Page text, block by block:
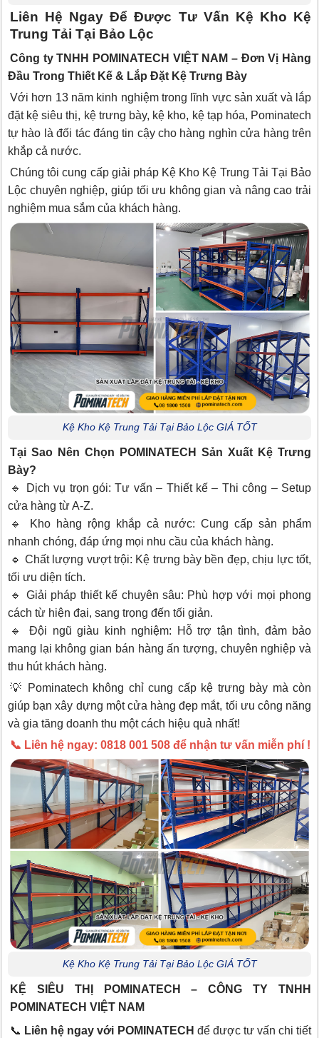
Liên Hệ Ngay Để Được Tư Vấn Kệ Kho Kệ
Trung Tải Tại Bảo Lộc
Công ty TNHH POMINATECH VIỆT NAM – Đơn Vị Hàng
Đầu Trong Thiết Kế & Lắp Đặt Kệ Trưng Bày
Với hơn 13 năm kinh nghiệm trong lĩnh vực sản xuất và lắp
đặt kệ siêu thị, kệ trưng bày, kệ kho, kệ tạp hóa, Pominatech
tự hào là đối tác đáng tin cậy cho hàng nghìn cửa hàng trên
khắp cả nước.
Chúng tôi cung cấp giải pháp Kệ Kho Kệ Trung Tải Tại Bảo
Lộc chuyên nghiệp, giúp tối ưu không gian và nâng cao trải
nghiệm mua sắm của khách hàng.
Kệ Kho Kệ Trung Tải Tại Bảo Lộc GIÁ TỐT
Tại Sao Nên Chọn POMINATECH Sản Xuất Kệ Trưng
Bày?
🔹 Dịch vụ trọn gói: Tư vấn – Thiết kế – Thi công – Setup
cửa hàng từ A-Z.
🔹 Kho hàng rộng khắp cả nước: Cung cấp sản phẩm
nhanh chóng, đáp ứng mọi nhu cầu của khách hàng.
🔹 Chất lượng vượt trội: Kệ trưng bày bền đẹp, chịu lực tốt,
tối ưu diện tích.
🔹 Giải pháp thiết kế chuyên sâu: Phù hợp với mọi phong
cách từ hiện đại, sang trọng đến tối giản.
🔹 Đội ngũ giàu kinh nghiệm: Hỗ trợ tận tình, đảm bảo
mang lại không gian bán hàng ấn tượng, chuyên nghiệp và
thu hút khách hàng.
💡 Pominatech không chỉ cung cấp kệ trưng bày mà còn
giúp bạn xây dựng một cửa hàng đẹp mắt, tối ưu công năng
và gia tăng doanh thu một cách hiệu quả nhất!
📞 Liên hệ ngay: 0818 001 508 để nhận tư vấn miễn phí !
Kệ Kho Kệ Trung Tải Tại Bảo Lộc GIÁ TỐT
KỆ SIÊU THỊ POMINATECH – CÔNG TY TNHH
POMINATECH VIỆT NAM
📞 Liên hệ ngay với POMINATECH để được tư vấn chi tiết